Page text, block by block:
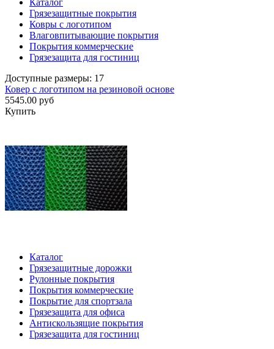
Каталог
Грязезащитные покрытия
Ковры с логотипом
Влаговпитывающие покрытия
Покрытия коммерческие
Грязезащита для гостиниц
Доступные размеры: 17
Ковер с логотипом на резиновой основе
5545.00 руб
Купить
Каталог
Грязезащитные дорожки
Рулонные покрытия
Покрытия коммерческие
Покрытие для спортзала
Грязезащита для офиса
Антискользящие покрытия
Грязезащита для гостиниц